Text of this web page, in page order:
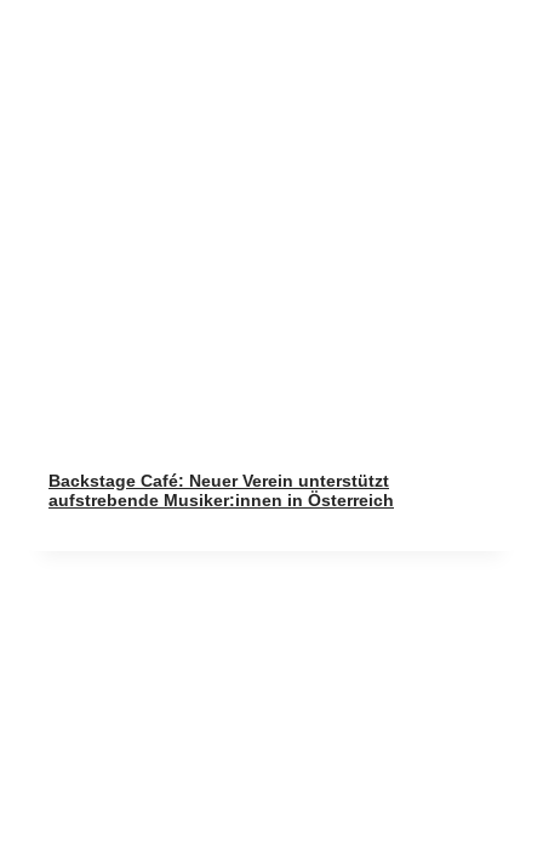
Backstage Café: Neuer Verein unterstützt
aufstrebende Musiker:innen in Österreich